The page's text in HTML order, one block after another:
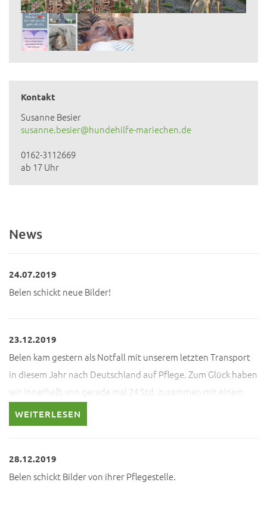
Kontakt
Susanne Besier
susanne.besier@hundehilfe-mariechen.de
0162-3112669
ab 17 Uhr
News
24.07.2019
Belen schickt neue Bilder!
23.12.2019
Belen kam gestern als Notfall mit unserem letzten Transport
in diesem Jahr nach Deutschland auf Pflege. Zum Glück haben
wir innerhalb von gerade mal 24 Std. zusammen mit einem
tollen Team ihre Ausreise realisiert und organisiert
bekommen. Man sieht auf dem neuesten Foto, das es ihr nicht
Bahn geworfen. Sie musste notfallmäßig in ihren desolaten
Zustand hinein kastriert werden. Denn das ist ihre einzige
WEITERLESEN
28.12.2019
Belen schickt Bilder von ihrer Pflegestelle.